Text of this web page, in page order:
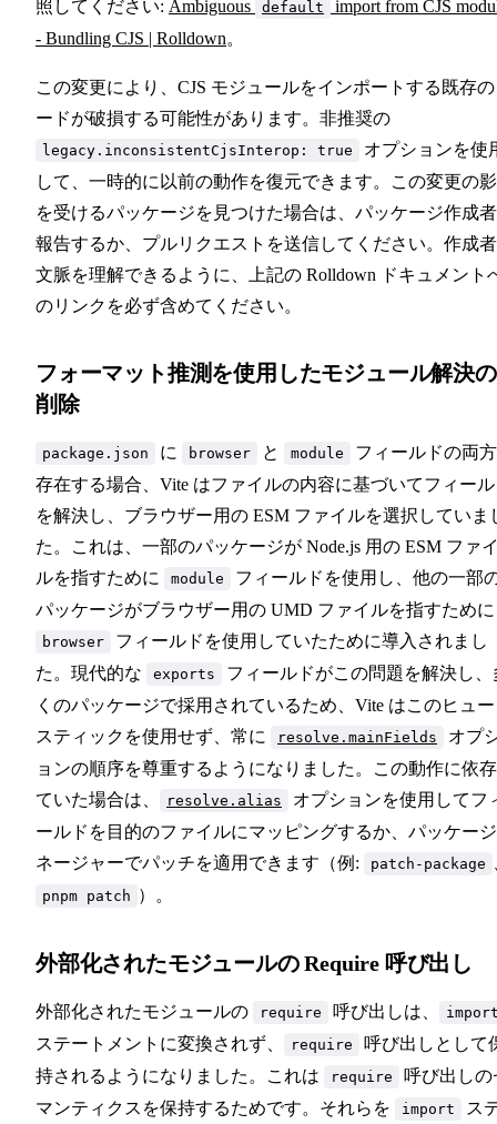
照してください: Ambiguous default
import from CJS
- Bundling CJS | Rolldown。
この変更により、CJS モジュールをインポートする既存
ードが破損する可能性があります。非推奨の
legacy.inconsistentCjsInterop: true
オプションを使
して、一時的に以前の動作を復元できます。この変更の
を受けるパッケージを見つけた場合は、パッケージ作成
報告するか、プルリクエストを送信してください。作成
文脈を理解できるように、上記の Rolldown ドキュメント
のリンクを必ず含めてください。
フォーマット推測を使用したモジュール解決の
削除
package.json に browser と module
フィールドの両
存在する場合、Vite はファイルの内容に基づいてフィー
を解決し、ブラウザー用の ESM ファイルを選択していま
た。これは、一部のパッケージが Node.js 用の ESM ファ
ルを指すために
module
フィールドを使用し、他の一部
パッケージがブラウザー用の UMD ファイルを指すために
browser
フィールドを使用していたために導入されまし
た。現代的な
exports
フィールドがこの問題を解決し、
くのパッケージで採用されているため、Vite はこのヒュ
スティックを使用せず、常に
resolve.mainFields
オプ
ョンの順序を尊重するようになりました。この動作に依
ていた場合は、
resolve.alias
オプションを使用してフ
ールドを目的のファイルにマッピングするか、パッケー
ネージャーでパッチを適用できます（例:
patch-package
pnpm patch ）。
外部化されたモジュールの Require 呼び出し
外部化されたモジュールの require 呼び出しは、
ステートメントに変換されず、 require
呼び出しとして
持されるようになりました。これは
require
呼び出しの
マンティクスを保持するためです。それらを
import
ス